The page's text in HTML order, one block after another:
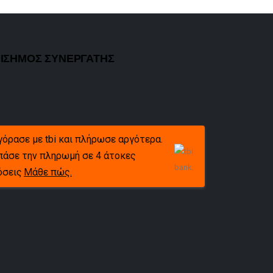
ΣΥΝΕΡΓΑΤΗΣ
με tbi και πλήρωσε αργότερα.
την πληρωμή σε 4 άτοκες
Μάθε πώς.